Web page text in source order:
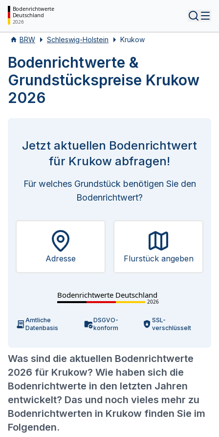
Bodenrichtwerte
Deutschland
2026
BRW Schleswig-Holstein Krukow
Bodenrichtwerte &
Grundstückspreise Krukow
2026
Was sind die aktuellen Bodenrichtwerte
2026 für Krukow? Wie haben sich die
Bodenrichtwerte in den letzten Jahren
entwickelt? Das und noch vieles mehr zu
Bodenrichtwerten in Krukow finden Sie im
Folgenden.
Jetzt aktuellen Bodenrichtwert
für Krukow abfragen!
Für welches Grundstück benötigen Sie den
Bodenrichtwert?
Adresse Flurstück angeben
Bodenrichtwerte Deutschland
2026
Amtliche
Datenbasis
DSGVO-
konform
SSL-
verschlüsselt